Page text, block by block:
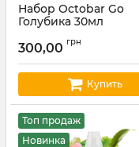
Набор Octobar Go
Голубика 30мл
300,00 грн
Купить
Топ продаж
Новинка